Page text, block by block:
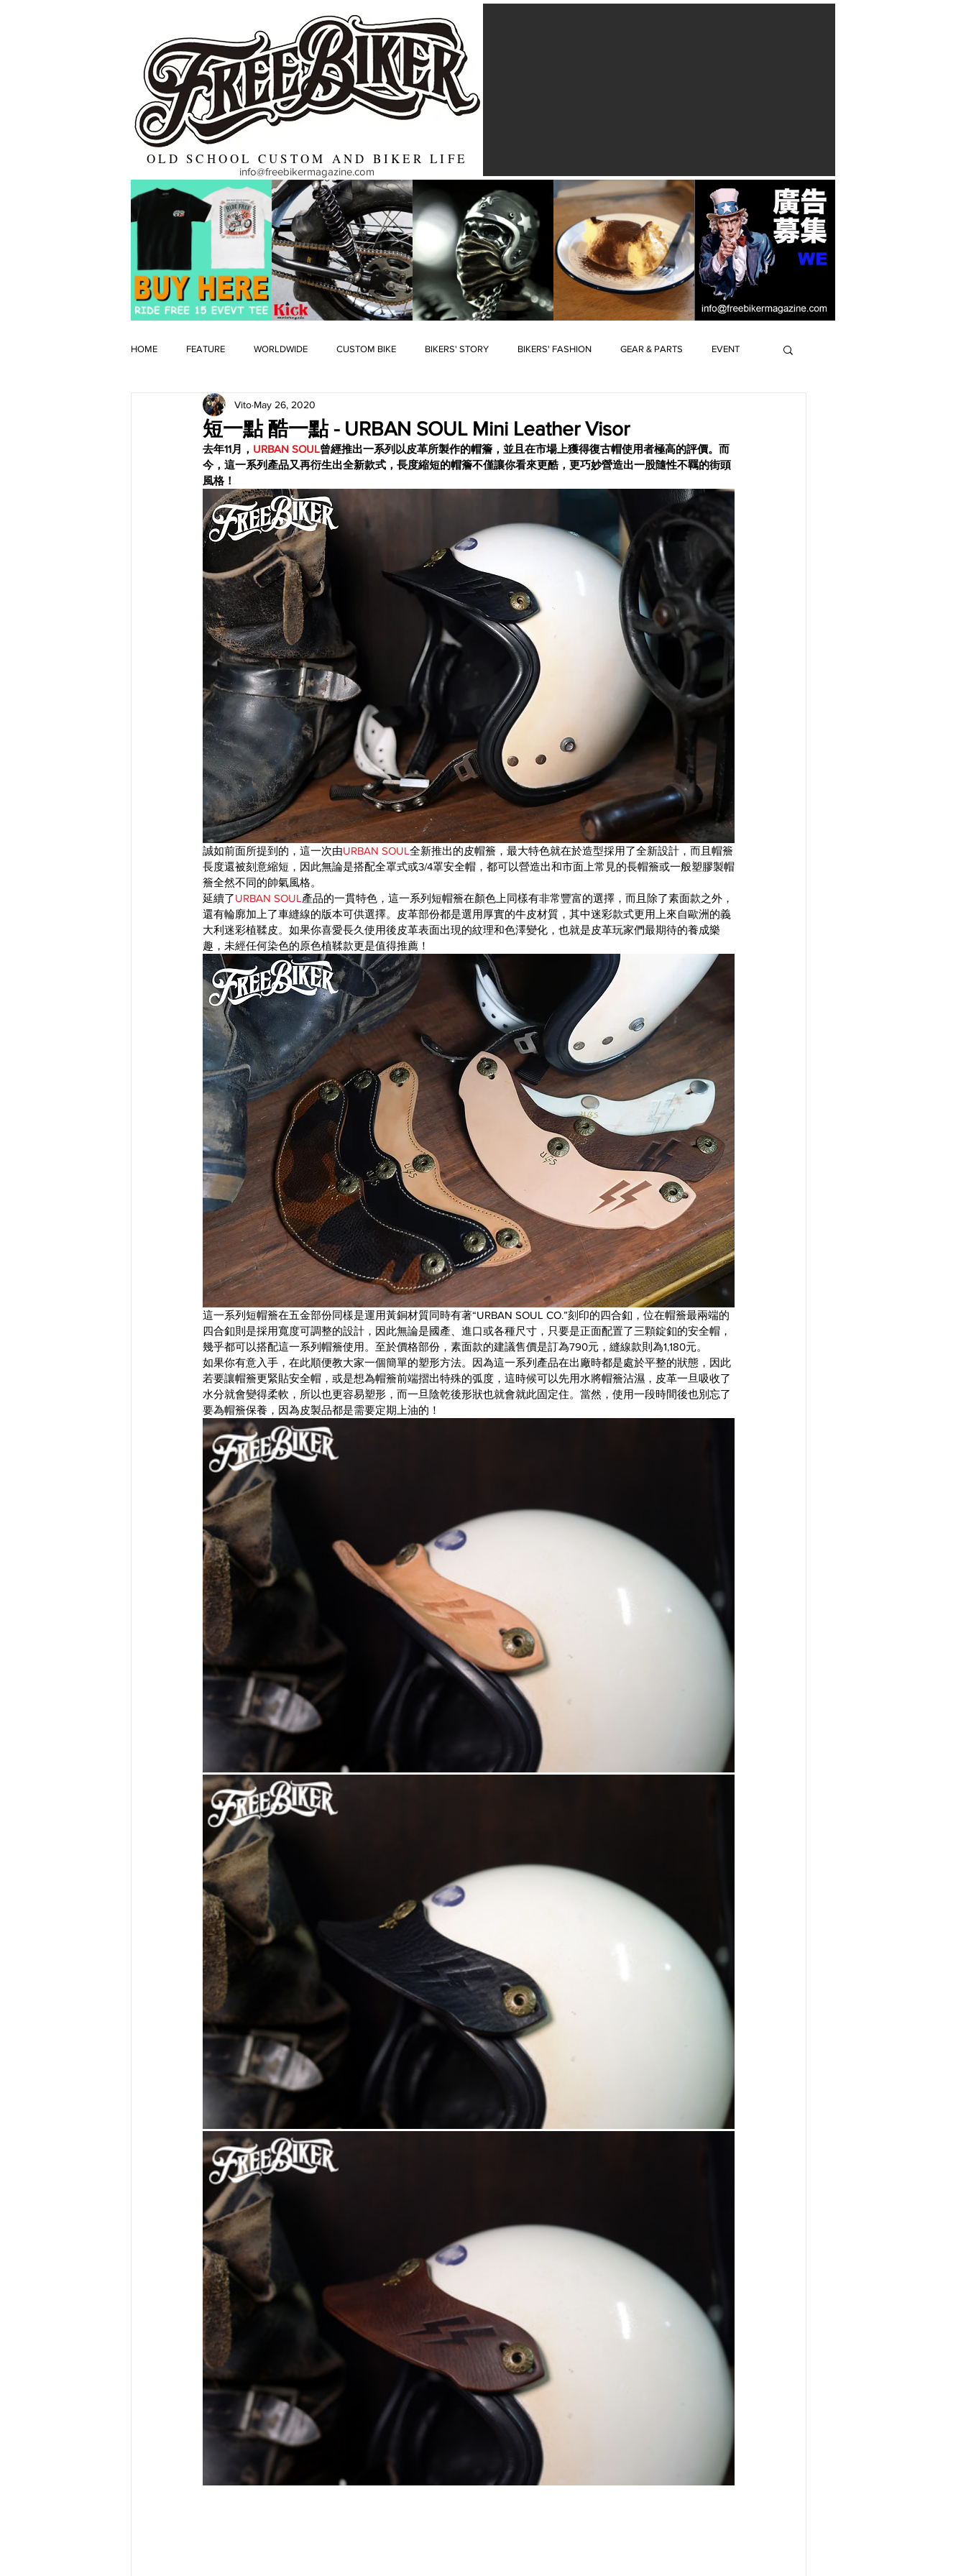
OLD SCHOOL CUSTOM AND BIKER LIFE
info@freebikermagazine.com
HOME FEATURE WORLDWIDE CUSTOM BIKE BIKERS' STORY BIKERS' FASHION GEAR & PARTS EVENT
OLD TIMER
短一點 酷一點 - URBAN SOUL Mini Leather Visor
Vito May 26, 2020
去年11月， URBAN SOUL曾經推出一系列以皮革所製作的帽簷，並且在市場上獲得復古帽使用者極高的評價。而
今，這一系列產品又再衍生出全新款式，長度縮短的帽簷不僅讓你看來更酷，更巧妙營造出一股隨性不羈的街頭
風格！
誠如前面所提到的，這一次由URBAN SOUL全新推出的皮帽簷，最大特色就在於造型採用了全新設計，而且帽簷
長度還被刻意縮短，因此無論是搭配全罩式或3/4罩安全帽，都可以營造出和市面上常見的長帽簷或一般塑膠製帽
簷全然不同的帥氣風格。
延續了URBAN SOUL產品的一貫特色，這一系列短帽簷在顏色上同樣有非常豐富的選擇，而且除了素面款之外，
還有輪廓加上了車縫線的版本可供選擇。皮革部份都是選用厚實的牛皮材質，其中迷彩款式更用上來自歐洲的義
大利迷彩植鞣皮。如果你喜愛長久使用後皮革表面出現的紋理和色澤變化，也就是皮革玩家們最期待的養成樂
趣，未經任何染色的原色植鞣款更是值得推薦！
這一系列短帽簷在五金部份同樣是運用黃銅材質同時有著“URBAN SOUL CO.”刻印的四合釦，位在帽簷最兩端的
四合釦則是採用寬度可調整的設計，因此無論是國產、進口或各種尺寸，只要是正面配置了三顆錠釦的安全帽，
幾乎都可以搭配這一系列帽簷使用。至於價格部份， 素面款的建議售價是訂為790元，縫線款則為1,180元。
如果你有意入手，在此順便教大家一個簡單的塑形方法。因為這一系列產品在出廠時都是處於平整的狀態，因此
若要讓帽簷更緊貼安全帽，或是想為帽簷前端摺出特殊的弧度，這時候可以先用水將帽簷沾濕，皮革一旦吸收了
水分就會變得柔軟，所以也更容易塑形，而一旦陰乾後形狀也就會就此固定住。當然，使用一段時間後也別忘了
要為帽簷保養，因為皮製品都是需要定期上油的！